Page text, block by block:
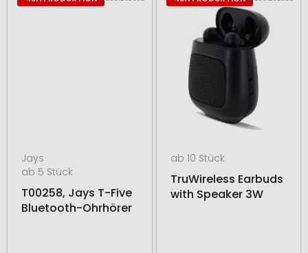
Jays
ab 5 Stück
T00258, Jays T-Five
Bluetooth-Ohrhörer
ab 10 Stück
TruWireless Earbuds
with Speaker 3W